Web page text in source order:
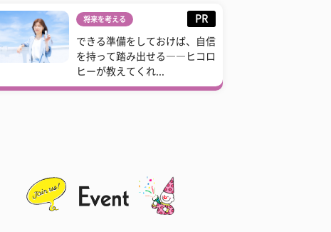
将来を考える PR
できる準備をしておけば、自信
を持って踏み出せる――ヒコロ
ヒーが教えてくれ...